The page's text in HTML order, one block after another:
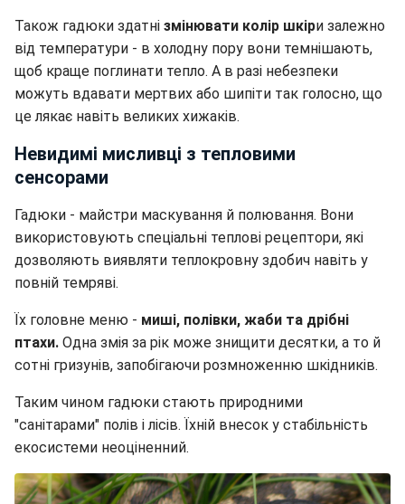
Також гадюки здатні змінювати колір шкіри залежно
від температури - в холодну пору вони темнішають,
щоб краще поглинати тепло. А в разі небезпеки
можуть вдавати мертвих або шипіти так голосно, що
це лякає навіть великих хижаків.
Невидимі мисливці з тепловими
сенсорами
Гадюки - майстри маскування й полювання. Вони
використовують спеціальні теплові рецептори, які
дозволяють виявляти теплокровну здобич навіть у
повній темряві.
Їх головне меню - миші, полівки, жаби та дрібні
птахи. Одна змія за рік може знищити десятки, а то й
сотні гризунів, запобігаючи розмноженню шкідників.
Таким чином гадюки стають природними
"санітарами" полів і лісів. Їхній внесок у стабільність
екосистеми неоціненний.